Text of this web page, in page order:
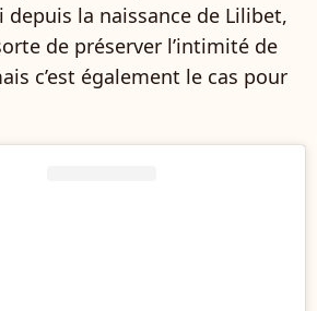
depuis la naissance de Lilibet,
de préserver l’intimité de
c’est également le cas pour